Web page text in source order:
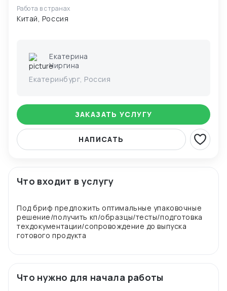
Работа в странах
Китай, Россия
Екатерина
Чиргина
Екатеринбург, Россия
ЗАКАЗАТЬ УСЛУГУ
НАПИСАТЬ
Что входит в услугу
Под бриф предложить оптимальные упаковочные
решение/получить кп/образцы/тесты/подготовка
техдокументации/сопровождение до выпуска
Что нужно для начала работы